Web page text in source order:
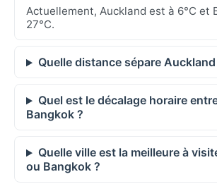
Actuellement, Auckland est à 6°C et
27°C.
Quelle distance sépare
Quel est le décalage horaire
Bangkok ?
Quelle ville est la meilleure à
ou Bangkok ?